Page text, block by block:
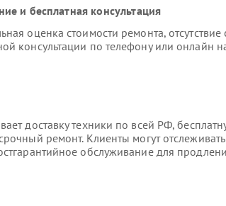
и бесплатная консультация
оценка стоимости ремонта,
консультации по телефону или онлайн
доставку техники по всей РФ,
ремонт. Клиенты могут отслеживать
обслуживание для